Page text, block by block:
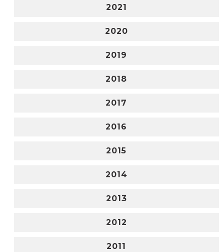
2021
2020
2019
2018
2017
2016
2015
2014
2013
2012
2011